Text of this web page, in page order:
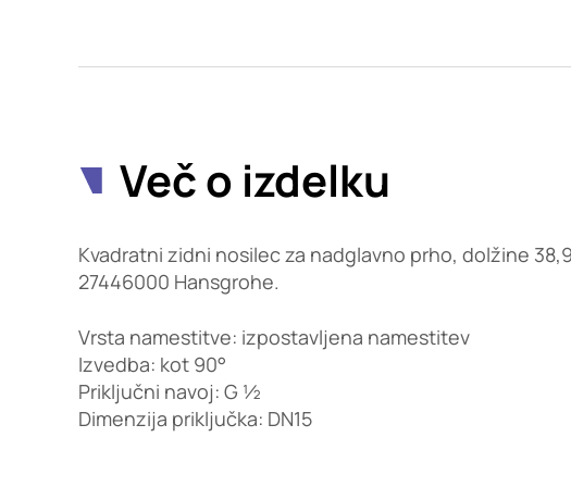
Več o izdelku
Kvadratni zidni nosilec za nadglavno prho, dolžine
27446000 Hansgrohe.
Vrsta namestitve: izpostavljena namestitev
Izvedba: kot 90°
Priključni navoj: G ½
Dimenzija priključka: DN15